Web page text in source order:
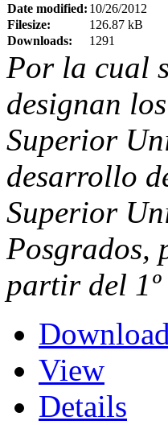
Date modified: 10/26/2012
Filesize:
126.87 kB
Downloads:
1291
Por la cual
designan
Superior
desarrollo
Superior
Posgrados,
partir del 1º
Download
View
Details